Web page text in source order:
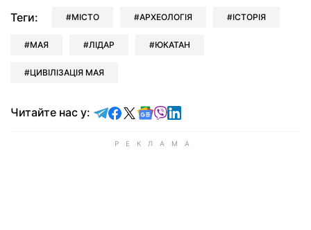
Теги: МІСТО АРХЕОЛОГІЯ ІСТОРІЯ
МАЯ ЛІДАР ЮКАТАН
ЦИВІЛІЗАЦІЯ МАЯ
Читайте нас у: Читайте у Telegram
Читайте у Facebook
Читайте у X
Читайте у Google news
Читайте у Viber
Читайте у LinkedIn